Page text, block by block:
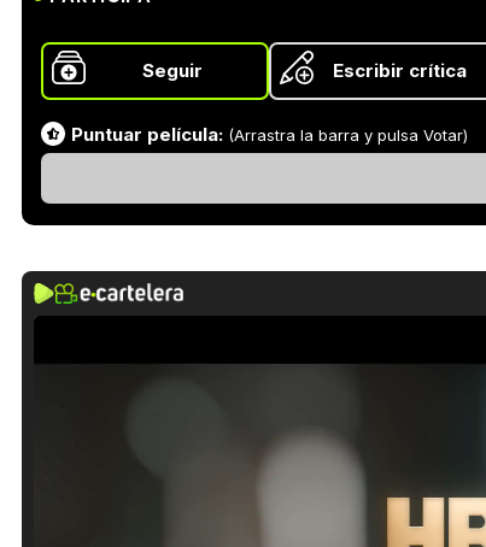
Seguir Escribir crítica
Puntuar película: (Arrastra la barra y pulsa Votar)